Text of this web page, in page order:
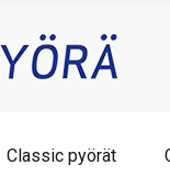
Classic pyörät